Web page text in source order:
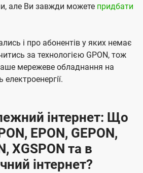
але Ви завжди можете придбати
і про абонентів у яких немає
за технологією GPON, тож
мережеве обладнання на
інтернет: Що
EPON, GEPON,
XGSPON та в
інтернет?